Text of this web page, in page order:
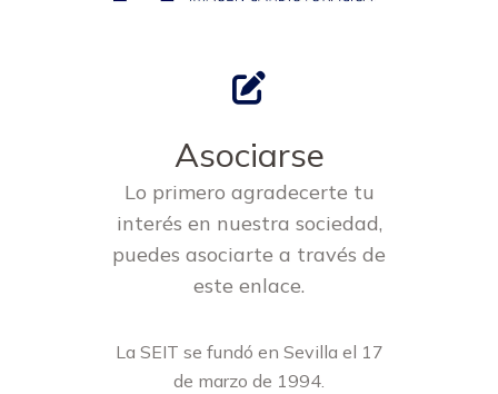
Asociarse
Lo primero agradecerte tu
interés en nuestra sociedad,
puedes asociarte a través de
este enlace.
La SEIT se fundó en Sevilla el 17
de marzo de 1994.